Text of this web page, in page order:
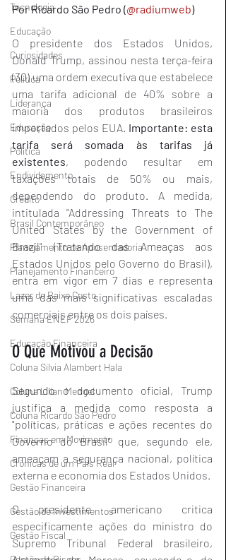
Tecnologia
Educação
Curiosidades
Política
Liderança
Educação
Política
Endividamento
Crédito
Brasil Contemporâneo
Planejamento de Aposentadoria
Planejamento Financeiro
Lazer de Baixo Custo
Semana ENEF 2026
Educação Financeira
Coluna Silvia Alambert Hala
Coluna Lilian Mengel
Coluna Ricardo São Pedro
Finanças em Movimento
Crônicas de um País Real
Gestão Financeira
Gestão de Investimentos
Gestão Fiscal
Por Ricardo São Pedro (@radiumweb)
O presidente dos Estados Unidos,
Donald Trump, assinou nesta terça-feira
(30) uma ordem executiva que estabelece
uma tarifa adicional de 40% sobre a
maioria dos produtos brasileiros
importados pelos EUA. Importante: esta
tarifa será somada às tarifas já
existentes, podendo resultar em
taxações totais de 50% ou mais,
dependendo do produto. A medida,
intitulada "Addressing Threats to The
United States by the Government of
Brazil" (Tratando das Ameaças aos
Estados Unidos pelo Governo do Brasil),
entra em vigor em 7 dias e representa
uma das mais significativas escaladas
comerciais entre os dois países.
O Que Motivou a Decisão
Segundo o documento oficial, Trump
justifica a medida como resposta a
"políticas, práticas e ações recentes do
Governo do Brasil" que, segundo ele,
ameaçam a segurança nacional, política
externa e economia dos Estados Unidos.
O presidente americano critica
especificamente ações do ministro do
Supremo Tribunal Federal brasileiro,